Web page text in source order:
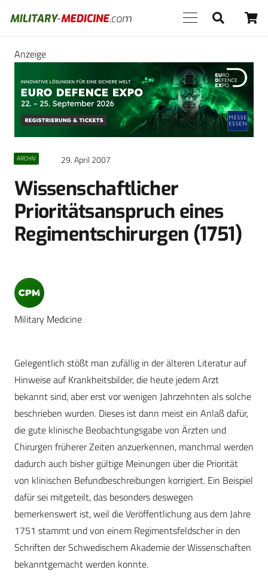
Anzeige
ARCHIV 29. April 2007
Wissenschaftlicher
Prioritätsanspruch eines
Regimentschirurgen (1751)
Military Medicine
Gelegentlich stößt man zufällig in der älteren Literatur auf
Hinweise auf Krankheitsbilder, die heute jedem Arzt
bekannt sind, aber erst vor wenigen Jahrzehnten als solche
beschrieben wurden. Dieses ist dann meist ein Anlaß dafür,
die gute klinische Beobachtungsgabe von Ärzten und
Chirurgen früherer Zeiten anzuerkennen, manchmal werden
dadurch auch bisher gültige Meinungen über die Priorität
von klinischen Befundbeschreibungen korrigiert. Ein Beispiel
dafür sei mitgeteilt, das besonders deswegen
bemerkenswert ist, weil die Veröffentlichung aus dem Jahre
1751 stammt und von einem Regimentsfeldscher in den
Schriften der Schwedischem Akademie der Wissenschaften
bekanntgemacht werden konnte.